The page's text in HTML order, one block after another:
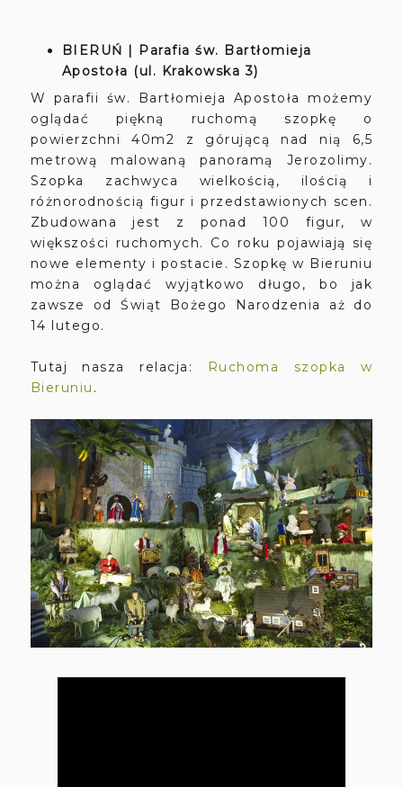
BIERUŃ | Parafia św. Bartłomieja
Apostoła (ul. Krakowska 3)
W parafii św. Bartłomieja Apostoła możemy
oglądać piękną ruchomą szopkę o
powierzchni 40m2 z górującą nad nią 6,5
metrową malowaną panoramą Jerozolimy.
Szopka zachwyca wielkością, ilością i
różnorodnością figur i przedstawionych scen.
Zbudowana jest z ponad 100 figur, w
większości ruchomych. Co roku pojawiają się
nowe elementy i postacie. Szopkę w Bieruniu
można oglądać wyjątkowo długo, bo jak
zawsze od Świąt Bożego Narodzenia aż do
14 lutego.
Tutaj nasza relacja:
Ruchoma szopka w
Bieruniu .